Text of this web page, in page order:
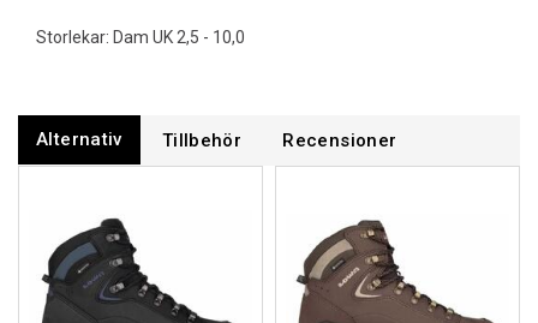
Storlekar: Dam UK 2,5 - 10,0
Alternativ Tillbehör Recensioner